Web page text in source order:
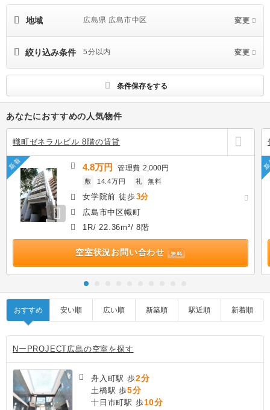
地域 広島県 広島市中区 変更
絞り込み条件 5分以内 変更
条件保存をする
あなたにおすすめの人気物件
幟町ゼネラルビル 8階の賃貸
新着 4.8万円 管理費2,000円
敷 14.4万円 礼 無料
女学院前 徒歩3分
広島市中区幟町
1R/ 22.36m²/ 8階
空室状況お問い合わせ 無料
おすすめ 安い順 広い順 新築順 駅近順 新着順
NーPROJECT広島の空室を探す
舟入町駅 歩2分
土橋駅 歩5分
十日市町駅 歩10分